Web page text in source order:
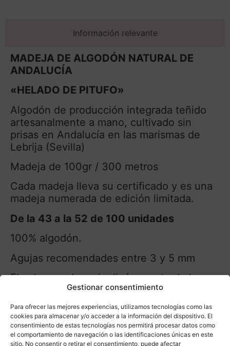
Gestionar consentimiento
Para ofrecer las mejores experiencias, utilizamos tecnologías como las
cookies para almacenar y/o acceder a la información del dispositivo. El
consentimiento de estas tecnologías nos permitirá procesar datos como
el comportamiento de navegación o las identificaciones únicas en este
sitio. No consentir o retirar el consentimiento, puede afectar
Información relevante
MADEJA DE ALGODÓN NATURAL DE
ANDALUCÍA
«HELADO DE PITUFO»
Algodón de producción integrada teñido
artesanalmente a mano, cultivado sin
prisas en Andalucía en las marismas de
Lebrija (Sevilla)
Madeja de 100gr / 300 metros
Cada madeja lleva su certificado y es una
madeja numerada de edición limitada.
De la 43 a la 52 de 100 unidades
100% algodón.
Agujas recomendades entre 3 y 5 mm
El color puede variar ligéramente de la